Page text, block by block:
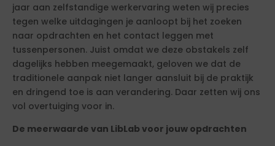
jaar aan zelfstandige werkervaring weten wij precies
tegen welke uitdagingen je aanloopt bij het zoeken
naar opdrachten en het contact leggen met
tussenpersonen. Juist omdat we deze obstakels zelf
dagelijks hebben meegemaakt, geloven we dat de
traditionele aanpak niet langer aansluit bij de praktijk
en dringend toe is aan verandering. Daar zetten wij ons
vol overtuiging voor in.
De meerwaarde van LibLab voor jouw opdrachten